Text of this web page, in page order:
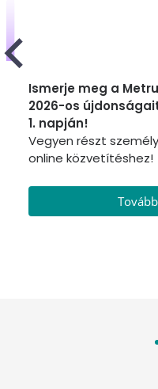
Ismerje meg a
2026-os
1. napján!
Vegyen részt
online közvetítéshez!